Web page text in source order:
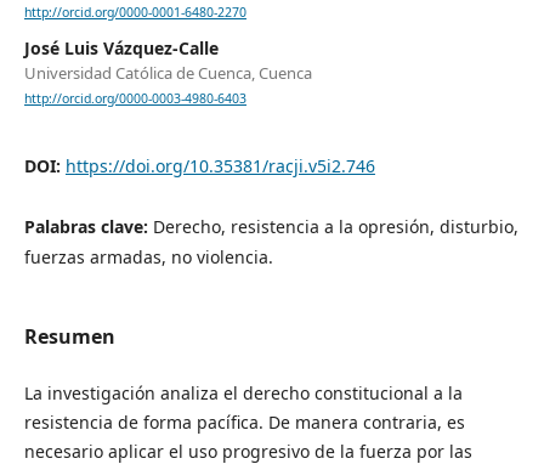
http://orcid.org/0000-0001-6480-2270
José Luis Vázquez-Calle
Universidad Católica de Cuenca, Cuenca
http://orcid.org/0000-0003-4980-6403
DOI: https://doi.org/10.35381/racji.v5i2.746
Palabras clave: Derecho, resistencia a la opresión, disturbio,
fuerzas armadas, no violencia.
Resumen
La investigación analiza el derecho constitucional a la
resistencia de forma pacífica. De manera contraria, es
necesario aplicar el uso progresivo de la fuerza por las